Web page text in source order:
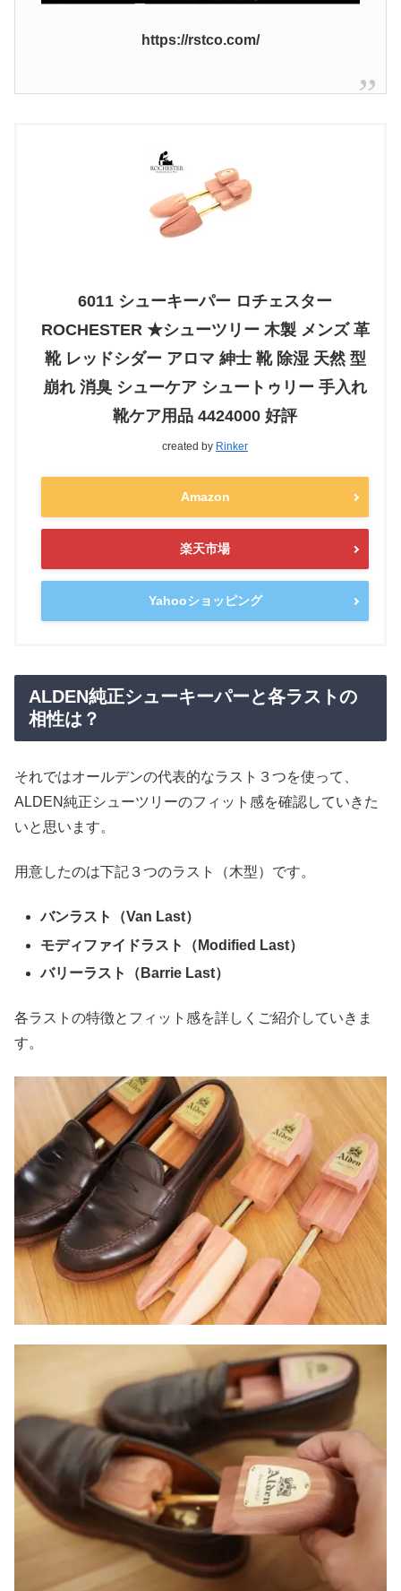
https://rstco.com/
6011 シューキーパー ロチェスター
ROCHESTER ★シューツリー 木製 メンズ 革
靴 レッドシダー アロマ 紳士 靴 除湿 天然 型
崩れ 消臭 シューケア シュートゥリー 手入れ
靴ケア用品 4424000 好評
created by Rinker
Amazon
楽天市場
Yahooショッピング
ALDEN純正シューキーパーと各ラストの
相性は？
それではオールデンの代表的なラスト３つを使って、
ALDEN純正シューツリーのフィット感を確認していきた
いと思います。
用意したのは下記３つのラスト（木型）です。
バンラスト（Van Last）
モディファイドラスト（Modified Last）
バリーラスト（Barrie Last）
各ラストの特徴とフィット感を詳しくご紹介していきま
す。